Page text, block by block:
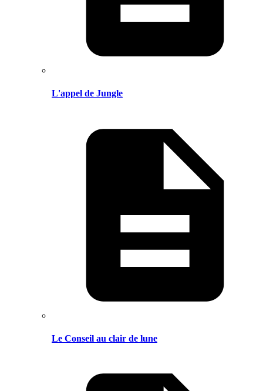
L'appel de Jungle
Le Conseil au clair de lune